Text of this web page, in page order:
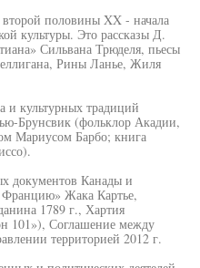
половины XX - начала
культуры. Это рассказы Д.
Сильвана Трюделя, пьесы
Рины Ланье, Жиля
и культурных традиций
Брунсвик (фольклор Акадии,
Мариусом Барбо; книга
документов Канады и
Жака Картье,
1789 г., Хартия
101»), Соглашение между
территорией 2012 г.